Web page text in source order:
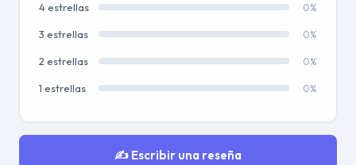
4 estrellas 0%
3 estrellas 0%
2 estrellas 0%
1 estrellas 0%
✍️ Escribir una reseña